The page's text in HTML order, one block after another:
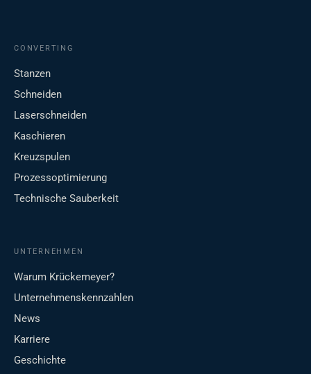
CONVERTING
Stanzen
Schneiden
Laserschneiden
Kaschieren
Kreuzspulen
Prozessoptimierung
Technische Sauberkeit
UNTERNEHMEN
Warum Krückemeyer?
Unternehmenskennzahlen
News
Karriere
Geschichte